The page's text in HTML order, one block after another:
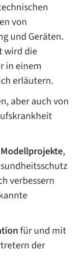
von
und Geräten.
wird die
in einem
erläutern.
aber auch von
,
verbessern
für und mit
der